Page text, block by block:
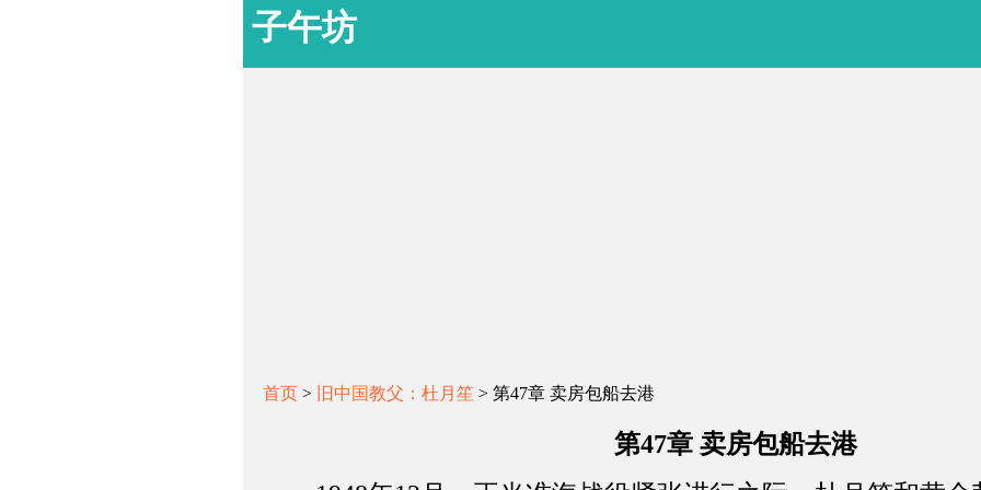
子午坊
首页 > 旧中国教父：杜月笙 > 第47章 卖房包船去港
第47章 卖房包船去港